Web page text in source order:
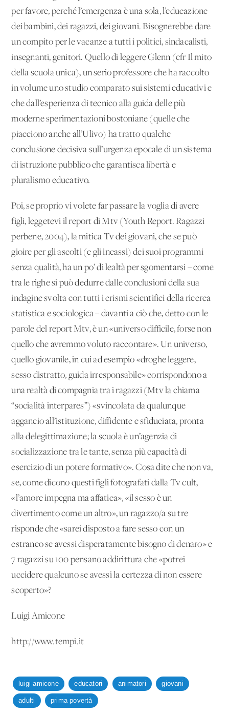
per favore, perché l’emergenza è una sola, l’educazione
dei bambini, dei ragazzi, dei giovani. Bisognerebbe dare
un compito per le vacanze a tutti i politici, sindacalisti,
insegnanti, genitori. Quello di leggere Glenn (cfr Il mito
della scuola unica), un serio professore che ha raccolto
in volume uno studio comparato sui sistemi educativi e
che dall’esperienza di tecnico alla guida delle più
moderne sperimentazioni bostoniane (quelle che
piacciono anche all’Ulivo) ha tratto qualche
conclusione decisiva sull’urgenza epocale di un sistema
di istruzione pubblico che garantisca libertà e
pluralismo educativo.
Poi, se proprio vi volete far passare la voglia di avere
figli, leggetevi il report di Mtv (Youth Report. Ragazzi
perbene, 2004), la mitica Tv dei giovani, che se può
gioire per gli ascolti (e gli incassi) dei suoi programmi
senza qualità, ha un po’ di lealtà per sgomentarsi – come
tra le righe si può dedurre dalle conclusioni della sua
indagine svolta con tutti i crismi scientifici della ricerca
statistica e sociologica – davanti a ciò che, detto con le
parole del report Mtv, è un «universo difficile, forse non
quello che avremmo voluto raccontare». Un universo,
quello giovanile, in cui ad esempio «droghe leggere,
sesso distratto, guida irresponsabile» corrispondono a
una realtà di compagnia tra i ragazzi (Mtv la chiama
“socialità interpares”) «svincolata da qualunque
aggancio all’istituzione, diffidente e sfiduciata, pronta
alla delegittimazione; la scuola è un’agenzia di
socializzazione tra le tante, senza più capacità di
esercizio di un potere formativo». Cosa dite che non va,
se, come dicono questi figli fotografati dalla Tv cult,
«l’amore impegna ma affatica», «il sesso è un
divertimento come un altro», un ragazzo/a su tre
risponde che «sarei disposto a fare sesso con un
estraneo se avessi disperatamente bisogno di denaro» e
7 ragazzi su 100 pensano addirittura che «potrei
uccidere qualcuno se avessi la certezza di non essere
scoperto»?
Luigi Amicone
http://www.tempi.it
luigi amicone educatori animatori giovani
adulti prima povertà